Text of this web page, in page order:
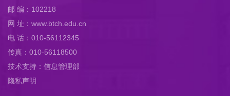
邮 编：102218
网 址：www.btch.edu.cn
电 话：010-56112345
传真：010-56118500
技术支持：信息管理部
隐私声明